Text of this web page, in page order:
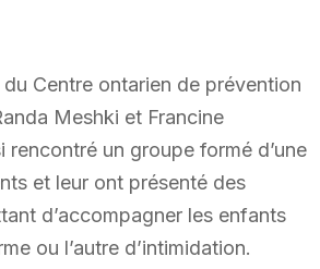
Centre ontarien de prévention
Meshki et Francine
rencontré un groupe formé d’une
et leur ont présenté des
d’accompagner les enfants
ou l’autre d’intimidation.